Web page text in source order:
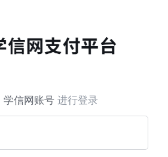
学信网账号 进行登录